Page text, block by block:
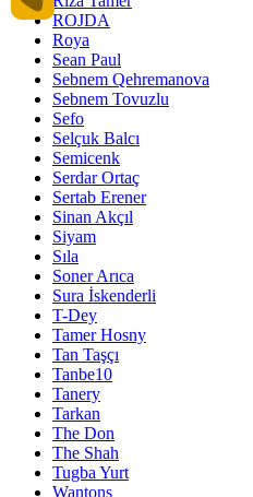
ROJDA
Roya
Sean Paul
Sebnem Qehremanova
Sebnem Tovuzlu
Sefo
Selçuk Balcı
Semicenk
Serdar Ortaç
Sertab Erener
Sinan Akçıl
Siyam
Sıla
Soner Arıca
Sura İskenderli
T-Dey
Tamer Hosny
Tan Taşçı
Tanbe10
Tanery
Tarkan
The Don
The Shah
Tugba Yurt
Wantons